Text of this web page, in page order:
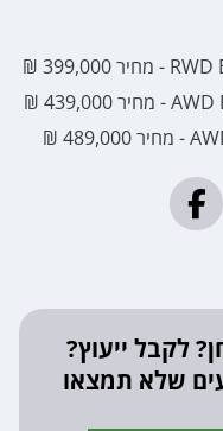
לקבל ייעוץ?
שלא תמצאו